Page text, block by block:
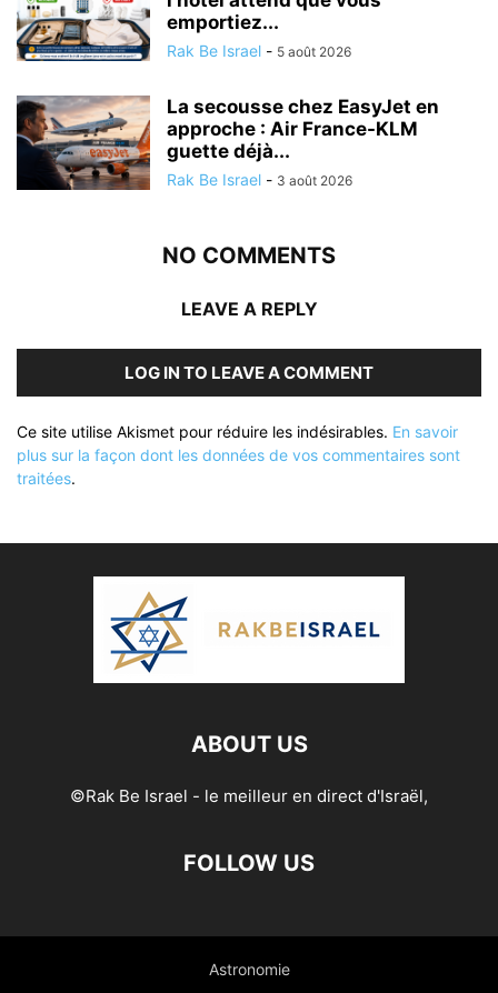
emportiez...
Rak Be Israel - 5 août 2026
La secousse chez EasyJet en
approche : Air France-KLM
guette déjà...
Rak Be Israel - 3 août 2026
NO COMMENTS
LEAVE A REPLY
LOG IN TO LEAVE A COMMENT
Ce site utilise Akismet pour réduire les indésirables. En savoir
plus sur la façon dont les données de vos commentaires sont
traitées.
ABOUT US
©Rak Be Israel - le meilleur en direct d'Israël,
FOLLOW US
Astronomie